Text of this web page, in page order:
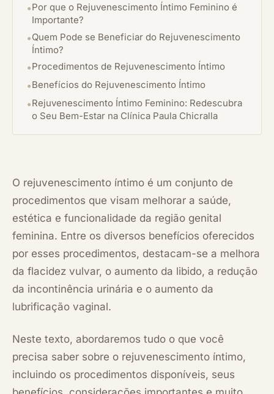
Por que o Rejuvenescimento Íntimo Feminino é
Importante?
Quem Pode se Beneficiar do Rejuvenescimento
Íntimo?
Procedimentos de Rejuvenescimento Íntimo
Benefícios do Rejuvenescimento Íntimo
Rejuvenescimento Íntimo Feminino: Redescubra
o Seu Bem-Estar na Clínica Paula Chicralla
O rejuvenescimento íntimo é um conjunto de
procedimentos que visam melhorar a saúde,
estética e funcionalidade da região genital
feminina. Entre os diversos benefícios oferecidos
por esses procedimentos, destacam-se a melhora
da flacidez vulvar, o aumento da libido, a redução
da incontinência urinária e o aumento da
lubrificação vaginal.
Neste texto, abordaremos tudo o que você
precisa saber sobre o rejuvenescimento íntimo,
incluindo os procedimentos disponíveis, seus